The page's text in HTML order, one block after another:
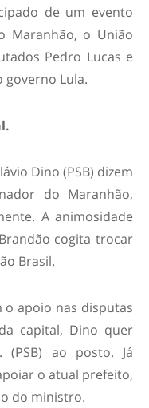
de um evento
Maranhão, o União
Pedro Lucas e
governo Lula.
Dino (PSB) dizem
do Maranhão,
A animosidade
cogita trocar
Brasil.
apoio nas disputas
capital, Dino quer
ao posto. Já
o atual prefeito,
do ministro.